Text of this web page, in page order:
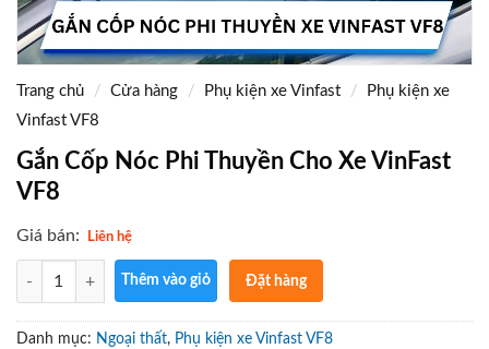
Trang chủ / Cửa hàng / Phụ kiện xe Vinfast /
Phụ kiện xe
Vinfast VF8
Gắn Cốp Nóc Phi Thuyền Cho Xe VinFast
VF8
Giá bán: Liên hệ
Số lượng
Thêm vào giỏ
Đặt hàng
Gọi điện
Danh mục: Ngoại thất, Phụ kiện xe Vinfast VF8